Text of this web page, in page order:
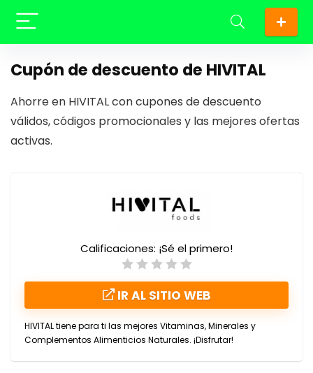
Cupón de descuento de HIVITAL
Ahorre en HIVITAL con cupones de descuento
válidos, códigos promocionales y las mejores ofertas
activas.
Calificaciones: ¡Sé el primero!
IR AL SITIO WEB
HIVITAL tiene para ti las mejores Vitaminas, Minerales y
Complementos Alimenticios Naturales. ¡Disfrutar!